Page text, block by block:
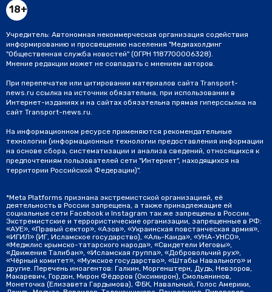
18+
Учредитель: Автономная некоммерческая организация содействия
информированию и просвещению населения "Медиахолдинг
"Общественная служба новостей" (ОГРН 1187700006328).
Мнение редакции может не совпадать с мнением авторов.
При перепечатке или цитировании материалов сайта Transport-
news.ru ссылка на источник обязательна, при использовании в
Интернет-изданиях и на сайтах обязательна прямая гиперссылка на
сайт Transport-news.ru.
На информационном ресурсе применяются рекомендательные
технологии (информационные технологии предоставления информации
на основе сбора, систематизации и анализа сведений, относящихся к
предпочтениям пользователей сети "Интернет", находящихся на
территории Российской Федерации)".
*Meta Platforms признана экстремистской организацией, её
деятельность в России запрещена, а также принадлежащие ей
социальные сети Facebook и Instagram так же запрещены в России.
Экстремистские и террористические организации, запрещенные в РФ:
«АУЕ», «Правый сектор», «Азов», «Украинская повстанческая армия»,
«ИГИЛ» (ИГ, Исламское государство), «Аль-Каида», «УНА-УНСО»,
«Меджлис крымско-татарского народа», «Свидетели Иеговы»,
«Движение Талибан», «Исламская группа», «Добровольчий рух»,
«Чёрный комитет», «Мужское государство», «Штабы Навального» и
другие. Перечень иноагентов: Галкин, Моргенштерн, Дудь, Невзоров,
Макаревич, Гордон, Мирон Фёдоров (Оксимирон), Смольянинов,
Монеточка (Елизавета Гардымова), ФБК, Навальный, Голос Америки,